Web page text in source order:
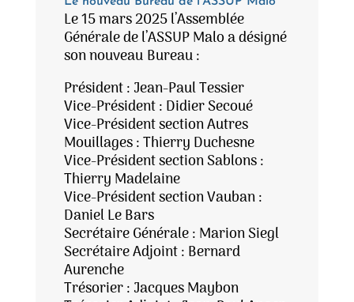
Le 15 mars 2025 l’Assemblée
Générale de l’ASSUP Malo a désigné
son nouveau Bureau :
Président : Jean-Paul Tessier
Vice-Président : Didier Secoué
Vice-Président section Autres
Mouillages : Thierry Duchesne
Vice-Président section Sablons :
Thierry Madelaine
Vice-Président section Vauban :
Daniel Le Bars
Secrétaire Générale : Marion Siegl
Secrétaire Adjoint : Bernard
Aurenche
Trésorier : Jacques Maybon